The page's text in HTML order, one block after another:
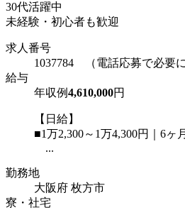
30代活躍中
未経験・初心者も歓迎
求人番号
1037784 （電話応募で必要
給与
年収例4,610,000円
【日給】
■1万2,300～1万4,300円｜6
...
勤務地
大阪府 枚方市
寮・社宅